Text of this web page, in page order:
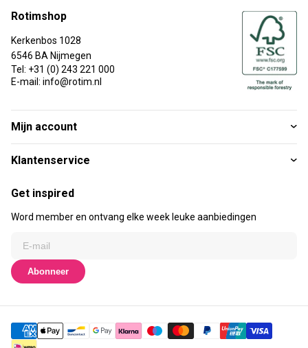
Rotimshop
Kerkenbos 1028
6546 BA Nijmegen
Tel: +31 (0) 243 221 000
E-mail: info@rotim.nl
Mijn account
Klantenservice
Get inspired
Word member en ontvang elke week leuke aanbiedingen
Abonneer